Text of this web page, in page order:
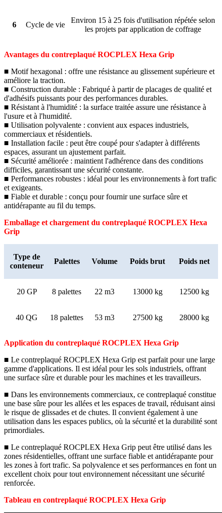
6 Cycle de vie
Environ 15 à 25 fois d'utilisation répétée selon
les projets par application de coffrage
Avantages du contreplaqué ROCPLEX Hexa Grip
■ Motif hexagonal : offre une résistance au glissement supérieure et
améliore la traction.
■ Construction durable : Fabriqué à partir de placages de qualité et
d'adhésifs puissants pour des performances durables.
■ Résistant à l'humidité : la surface traitée assure une résistance à
l'usure et à l'humidité.
■ Utilisation polyvalente : convient aux espaces industriels,
commerciaux et résidentiels.
■ Installation facile : peut être coupé pour s'adapter à différents
espaces, assurant un ajustement parfait.
■ Sécurité améliorée : maintient l'adhérence dans des conditions
difficiles, garantissant une sécurité constante.
■ Performances robustes : idéal pour les environnements à fort trafic
et exigeants.
■ Fiable et durable : conçu pour fournir une surface sûre et
antidérapante au fil du temps.
Emballage et chargement du contreplaqué ROCPLEX Hexa
Grip
Type de
conteneur
Palettes Volume Poids brut Poids net
20 GP 8 palettes 22 m3 13000 kg 12500 kg
40 QG 18 palettes 53 m3 27500 kg 28000 kg
Application du contreplaqué ROCPLEX Hexa Grip
■ Le contreplaqué ROCPLEX Hexa Grip est parfait pour une large
gamme d'applications. Il est idéal pour les sols industriels, offrant
une surface sûre et durable pour les machines et les travailleurs.
■ Dans les environnements commerciaux, ce contreplaqué constitue
une base sûre pour les allées et les espaces de travail, réduisant ainsi
le risque de glissades et de chutes. Il convient également à une
utilisation dans les espaces publics, où la sécurité et la durabilité sont
primordiales.
■ Le contreplaqué ROCPLEX Hexa Grip peut être utilisé dans les
zones résidentielles, offrant une surface fiable et antidérapante pour
les zones à fort trafic. Sa polyvalence et ses performances en font un
excellent choix pour tout environnement nécessitant une sécurité
renforcée.
Tableau en contreplaqué ROCPLEX Hexa Grip